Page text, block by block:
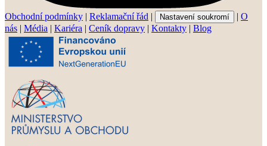
Obchodní podmínky | Reklamační řád | Nastavení soukromí | O
nás | Média | Kariéra | Ceník dopravy | Kontakty | Blog